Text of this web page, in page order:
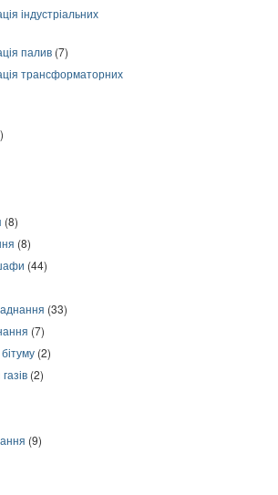
індустріальних
палив (7)
трансформаторних
(8)
(8)
(44)
(33)
(7)
(2)
(2)
(9)